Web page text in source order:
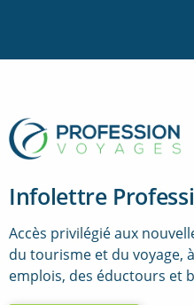
Infolettre
Accès privilégié aux
du tourisme et du voyage,
emplois, des éductours et